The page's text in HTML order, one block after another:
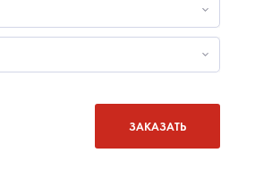
ЗАКАЗАТЬ